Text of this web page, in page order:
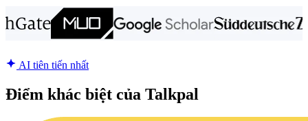
AI tiên tiến nhất
Điểm khác biệt của Talkpal